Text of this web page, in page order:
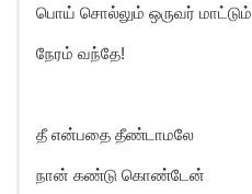
பொய் சொல்லும் ஒருவர் மாட்டும்
நேரம் வந்தே!
தீ என்பதை தீண்டாமலே
நான் கண்டு கொண்டேன்